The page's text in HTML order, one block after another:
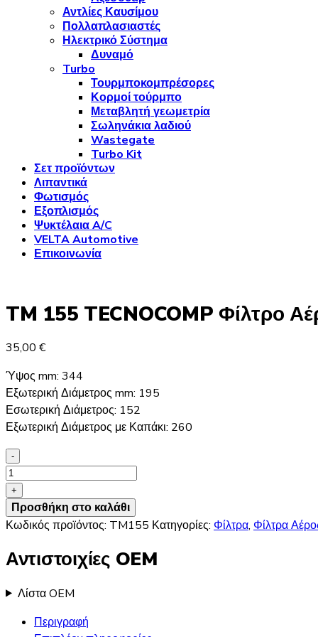
Αντλίες Καυσίμου
Πολλαπλασιαστές
Ηλεκτρικό Σύστημα
Δυναμό
Turbo
Τουρμποκομπρέσορες
Κορμοί τούρμπο
Μεταβλητή γεωμετρία
Σωληνάκια λαδιού
Wastegate
Turbo Kit
Σετ προϊόντων
Λιπαντικά
Φωτισμός
Εξοπλισμός
Ψυκτέλαια A/C
VELTA Automotive
Επικοινωνία
TM 155 TECNOCOMP Φίλτρο
35,00 €
Ύψος mm: 344
Εξωτερική Διάμετρος mm: 195
Εσωτερική Διάμετρος: 152
Εξωτερική Διάμετρος με Καπάκι: 260
-
TM
155
TECNOCOMP
Φίλτρο
ποσότητα
+
Προσθήκη στο καλάθι
Κωδικός προϊόντος: TM155 Κατηγορίες: Φίλτρα, Φίλτρα
Αντιστοιχίες OEM
Λίστα OEM
Περιγραφή